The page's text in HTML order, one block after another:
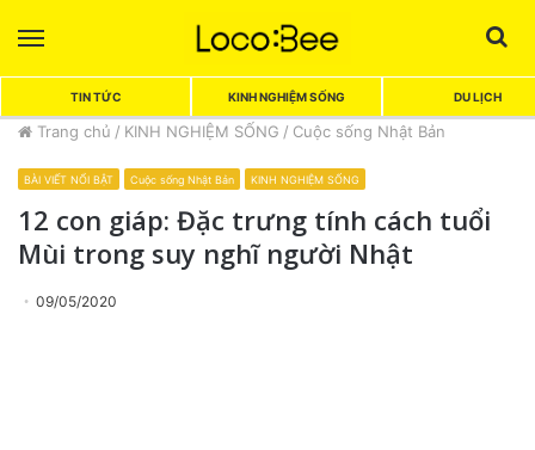
TIN TỨC KINH NGHIỆM SỐNG DU LỊCH
Trang chủ / KINH NGHIỆM SỐNG / Cuộc sống Nhật Bản
BÀI VIẾT NỔI BẬT Cuộc sống Nhật Bản KINH NGHIỆM SỐNG
12 con giáp: Đặc trưng tính cách tuổi
Mùi trong suy nghĩ người Nhật
09/05/2020